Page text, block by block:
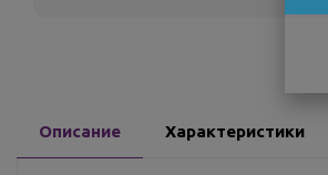
Описание Характеристики